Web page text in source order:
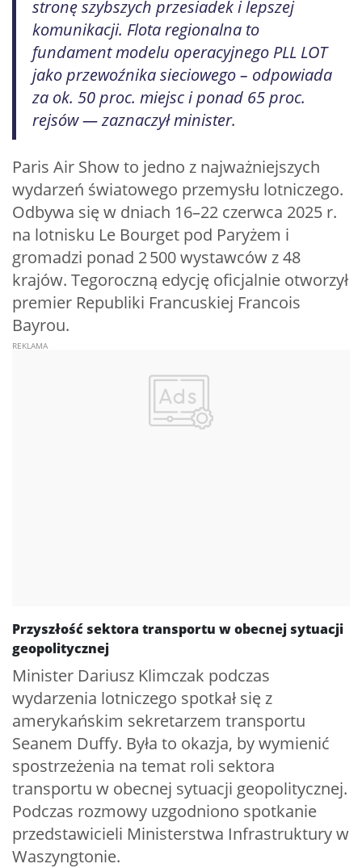
stronę szybszych przesiadek i lepszej
komunikacji. Flota regionalna to
fundament modelu operacyjnego PLL LOT
jako przewoźnika sieciowego – odpowiada
za ok. 50 proc. miejsc i ponad 65 proc.
rejsów — zaznaczył minister.
Paris Air Show to jedno z najważniejszych
wydarzeń światowego przemysłu lotniczego.
Odbywa się w dniach 16–22 czerwca 2025 r.
na lotnisku Le Bourget pod Paryżem i
gromadzi ponad 2 500 wystawców z 48
krajów. Tegoroczną edycję oficjalnie otworzył
premier Republiki Francuskiej Francois
Bayrou.
Przyszłość sektora transportu w obecnej sytuacji
geopolitycznej
Minister Dariusz Klimczak podczas
wydarzenia lotniczego spotkał się z
amerykańskim sekretarzem transportu
Seanem Duffy. Była to okazja, by wymienić
spostrzeżenia na temat roli sektora
transportu w obecnej sytuacji geopolitycznej.
Podczas rozmowy uzgodniono spotkanie
przedstawicieli Ministerstwa Infrastruktury w
Waszyngtonie.